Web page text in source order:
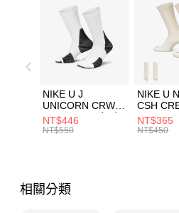
NIKE U J
UNICORN CRW
1PR -160 男女 中
統襪 FZ3393100
NT$446
NT$550
NIKE U
CSH
144
女 短統襪
NT$365
NT$450
相關分類